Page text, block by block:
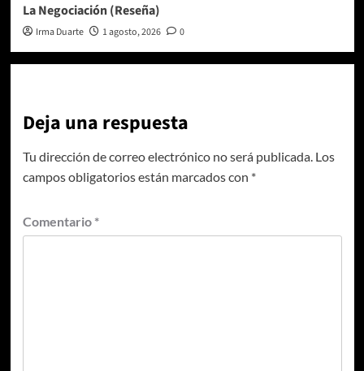
La Negociación (Reseña)
Irma Duarte 1 agosto, 2026 0
Deja una respuesta
Tu dirección de correo electrónico no será publicada. Los
campos obligatorios están marcados con *
Comentario *